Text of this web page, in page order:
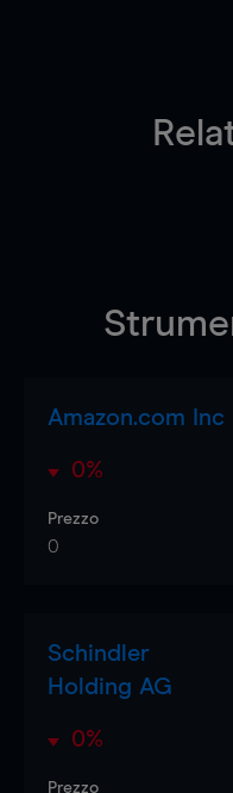
Amazon.com Inc
0%
Prezzo
0
Schindler
Holding AG
0%
Prezzo